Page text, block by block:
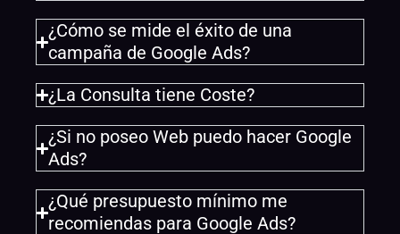
¿Cómo se mide el éxito de una
campaña de Google Ads?
¿La Consulta tiene Coste?
¿Si no poseo Web puedo hacer Google
Ads?
¿Qué presupuesto mínimo me
recomiendas para Google Ads?